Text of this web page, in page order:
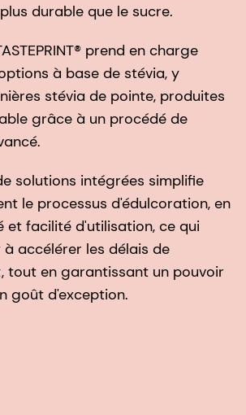
durable que le sucre.
prend en charge
à base de stévia, y
stévia de pointe, produites
grâce à un procédé de
solutions intégrées simplifie
le processus d'édulcoration, en
facilité d'utilisation, ce qui
accélérer les délais de
tout en garantissant un pouvoir
goût d'exception.